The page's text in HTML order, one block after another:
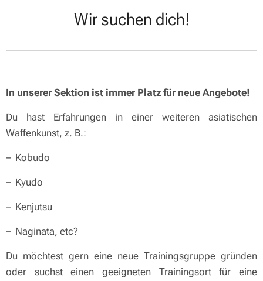
Wir suchen dich!
In unserer Sektion ist immer Platz für neue Angebote!
Du hast Erfahrungen in einer weiteren asiatischen
Waffenkunst, z. B.:
– Kobudo
– Kyudo
– Kenjutsu
– Naginata, etc?
Du möchtest gern eine neue Trainingsgruppe gründen
oder suchst einen geeigneten Trainingsort für eine